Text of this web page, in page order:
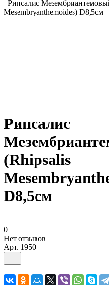
–Рипсалис
Mesembryanthemoides) D8,5см
Рипсалис
(Rhipsalis
D8,5см
0
Нет отзывов
Арт. 1950